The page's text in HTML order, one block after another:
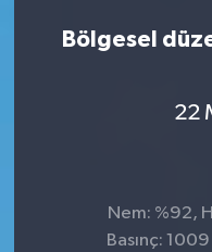
Bölgesel
22
Nem: %92,
Basınç: